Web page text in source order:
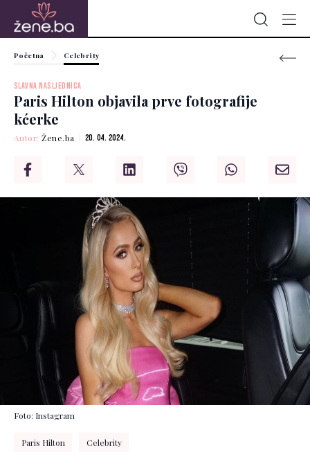
Početna Celebrity
SLAVNA NASLJEDNICA
Paris Hilton objavila prve fotografije
kćerke
Autor:Žene.ba 20. 04. 2024.
Foto: Instagram
Paris Hilton Celebrity